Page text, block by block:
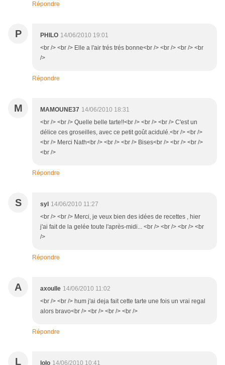
Répondre
P PHILO 14/06/2010 19:01
<br /> <br /> Elle a l'air trés trés bonne<br /> <br /> <br /> <br
/>
Répondre
M MAMOUNE37 14/06/2010 18:31
<br /> <br /> Quelle belle tarte!!<br /> <br /> <br /> C'est un
délice ces groseilles, avec ce petit goût acidulé.<br /> <br />
<br /> Merci Nath<br /> <br /> <br /> Bises<br /> <br /> <br />
<br />
Répondre
S syl 14/06/2010 11:27
<br /> <br /> Merci, je veux bien des idées de recettes , hier
j'ai fait de la gelée toute l'après-midi... <br /> <br /> <br /> <br
/>
Répondre
A axoulle 14/06/2010 11:02
<br /> <br /> hum j'ai deja fait cette tarte une fois un vrai regal
alors bravo<br /> <br /> <br /> <br />
Répondre
L lolo 14/06/2010 10:41